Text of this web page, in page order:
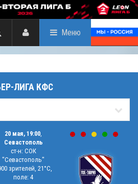
Меню
ЛИГА КФС
20 мая, 19:00
Севастополь
ст-н: СОК
"Севастополь"
зрителей, 21°C,
поле: 4